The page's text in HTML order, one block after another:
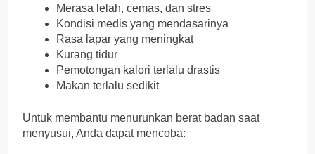
Merasa lelah, cemas, dan stres
Kondisi medis yang mendasarinya
Rasa lapar yang meningkat
Kurang tidur
Pemotongan kalori terlalu drastis
Makan terlalu sedikit
Untuk membantu menurunkan berat badan saat
menyusui, Anda dapat mencoba: